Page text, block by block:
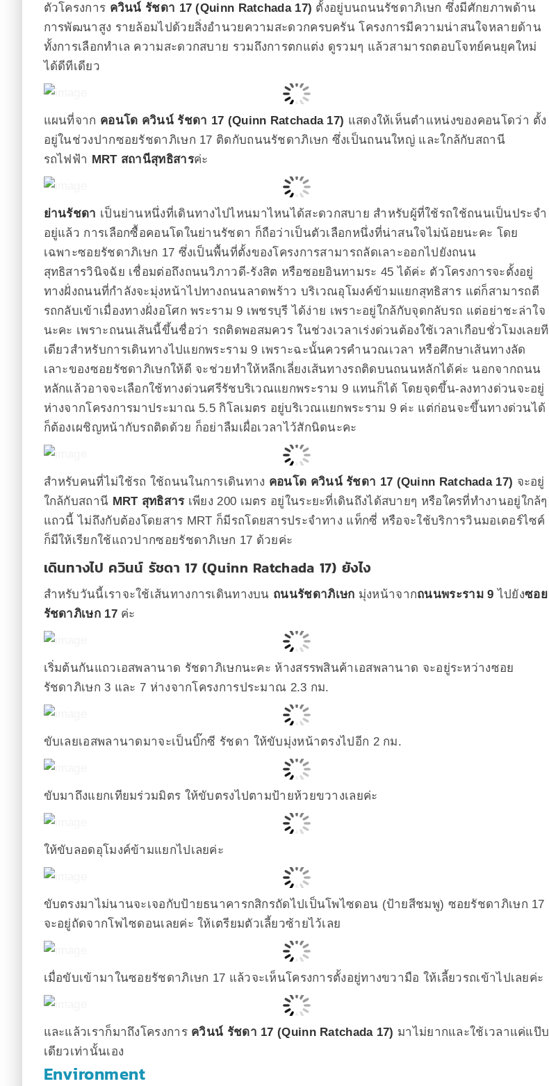
ตัวโครงการ ควินน์ รัชดา 17 (Quinn Ratchada 17) ตั้งอยู่บนถนนรัชดาภิเษก ซึ่งมีศักยภาพด้าน
การพัฒนาสูง รายล้อมไปด้วยสิ่งอำนวยความสะดวกครบครัน โครงการมีความน่าสนใจหลายด้าน
ทั้งการเลือกทำเล ความสะดวกสบาย รวมถึงการตกแต่ง ดูรวมๆ แล้วสามารถตอบโจทย์คนยุคใหม่
ได้ดีทีเดียว
แผนที่จาก คอนโด ควินน์ รัชดา 17 (Quinn Ratchada 17) แสดงให้เห็นตำแหน่งของคอนโดว่า ตั้ง
อยู่ในช่วงปากซอยรัชดาภิเษก 17 ติดกับถนนรัชดาภิเษก ซึ่งเป็นถนนใหญ่ และใกล้กับสถานี
รถไฟฟ้า MRT สถานีสุทธิสารค่ะ
ย่านรัชดา เป็นย่านหนึ่งที่เดินทางไปไหนมาไหนได้สะดวกสบาย สำหรับผู้ที่ใช้รถใช้ถนนเป็นประจำ
อยู่แล้ว การเลือกซื้อคอนโดในย่านรัชดา ก็ถือว่าเป็นตัวเลือกหนึ่งที่น่าสนใจไม่น้อยนะคะ โดย
เฉพาะซอยรัชดาภิเษก 17 ซึ่งเป็นพื้นที่ตั้งของโครงการสามารถลัดเลาะออกไปยังถนน
สุทธิสารวินิจฉัย เชื่อมต่อถึงถนนวิภาวดี-รังสิต หรือซอยอินทามระ 45 ได้ค่ะ ตัวโครงการจะตั้งอยู่
ทางฝั่งถนนที่กำลังจะมุ่งหน้าไปทางถนนลาดพร้าว บริเวณอุโมงค์ข้ามแยกสุทธิสาร แต่ก็สามารถตี
รถกลับเข้าเมื่องทางฝั่งอโศก พระราม 9 เพชรบุรี ได้ง่าย เพราะอยู่ใกล้กับจุดกลับรถ แต่อย่าชะล่าใจ
นะคะ เพราะถนนเส้นนี้ขึ้นชื่อว่า รถติดพอสมควร ในช่วงเวลาเร่งด่วนต้องใช้เวลาเกือบชั่วโมงเลยที
เดียวสำหรับการเดินทางไปแยกพระราม 9 เพราะฉะนั้นควรคำนวณเวลา หรือศึกษาเส้นทางลัด
เลาะของซอยรัชดาภิเษกให้ดี จะช่วยทำให้หลีกเลี่ยงเส้นทางรถติดบนถนนหลักได้ค่ะ นอกจากถนน
หลักแล้วอาจจะเลือกใช้ทางด่วนศรีรัชบริเวณแยกพระราม 9 แทนก็ได้ โดยจุดขึ้น-ลงทางด่วนจะอยู่
ห่างจากโครงการมาประมาณ 5.5 กิโลเมตร อยู่บริเวณแยกพระราม 9 ค่ะ แต่ก่อนจะขึ้นทางด่วนได้
ก็ต้องเผชิญหน้ากับรถติดด้วย ก็อย่าลืมเผื่อเวลาไว้สักนิดนะคะ
สำหรับคนที่ไม่ใช้รถ ใช้ถนนในการเดินทาง คอนโด ควินน์ รัชดา 17 (Quinn Ratchada 17) จะอยู่
ใกล้กับสถานี MRT สุทธิสารเพียง 200 เมตร อยู่ในระยะที่เดินถึงได้สบายๆ หรือใครที่ทำงานอยู่ใกล้ๆ
แถวนี้ ไม่ถึงกับต้องโดยสาร MRT ก็มีรถโดยสารประจำทาง แท็กซี่ หรือจะใช้บริการวินมอเตอร์ไซค์
ก็มีให้เรียกใช้แถวปากซอยรัชดาภิเษก 17 ด้วยค่ะ
เดินทางไป ควินน์ รัชดา 17 (Quinn Ratchada 17) ยังไง
สำหรับวันนี้เราจะใช้เส้นทางการเดินทางบน ถนนรัชดาภิเษก มุ่งหน้าจากถนนพระราม 9 ไปยังซอย
รัชดาภิเษก 17ค่ะ
เริ่มต้นกันแถวเอสพลานาด รัชดาภิเษกนะคะ ห้างสรรพสินค้าเอสพลานาด จะอยู่ระหว่างซอย
รัชดาภิเษก 3 และ 7 ห่างจากโครงการประมาณ 2.3 กม.
ขับเลยเอสพลานาดมาจะเป็นบิ๊กซี รัชดา ให้ขับมุ่งหน้าตรงไปอีก 2 กม.
ขับมาถึงแยกเทียมร่วมมิตร ให้ขับตรงไปตามป้ายห้วยขวางเลยค่ะ
ให้ขับลอดอุโมงค์ข้ามแยกไปเลยค่ะ
ขับตรงมาไม่นานจะเจอกับป้ายธนาคารกสิกรถัดไปเป็นโพไซดอน (ป้ายสีชมพู) ซอยรัชดาภิเษก 17
จะอยู่ถัดจากโพไซดอนเลยค่ะ ให้เตรียมตัวเลี้ยวซ้ายไว้เลย
เมื่อขับเข้ามาในซอยรัชดาภิเษก 17 แล้วจะเห็นโครงการตั้งอยู่ทางขวามือ ให้เลี้ยวรถเข้าไปเลยค่ะ
และแล้วเราก็มาถึงโครงการ ควินน์ รัชดา 17 (Quinn Ratchada 17) มาไม่ยากและใช้เวลาแค่แป๊บ
เดียวเท่านั้นเอง
Environment